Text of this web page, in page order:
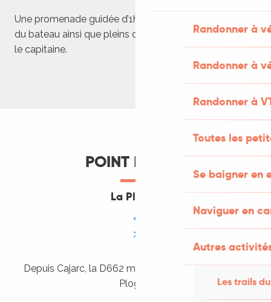
Randonner à
Randonner à
Randonner à
Toutes les
Se baigner en
Naviguer en
Autres
Les trails
Une promenade guidée d’1h avec l’histoire de Cajarc et
du bateau ainsi que pleins d’anecdotes racontées par
le capitaine.
POINT DE VUE
La Plogne
Depuis Cajarc, la D662 mène au point de vue de la
Plogne.